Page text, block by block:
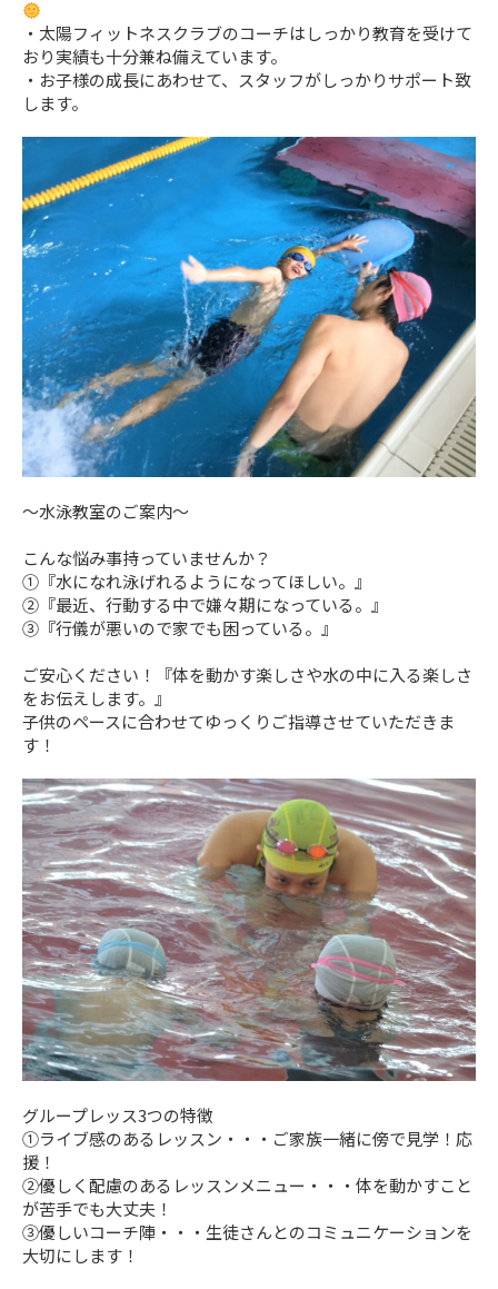
・太陽フィットネスクラブのコーチはしっかり教育を受けて
おり実績も十分兼ね備えています。
・お子様の成長にあわせて、スタッフがしっかりサポート致
します。
～水泳教室のご案内～
こんな悩み事持っていませんか？
➀『水になれ泳げれるようになってほしい。』
②『最近、行動する中で嫌々期になっている。』
③『行儀が悪いので家でも困っている。』
ご安心ください！『体を動かす楽しさや水の中に入る楽しさ
をお伝えします。』
子供のペースに合わせてゆっくりご指導させていただきま
す！
グループレッス3つの特徴
➀ライブ感のあるレッスン・・・ご家族一緒に傍で見学！応
援！
②優しく配慮のあるレッスンメニュー・・・体を動かすこと
が苦手でも大丈夫！
③優しいコーチ陣・・・生徒さんとのコミュニケーションを
大切にします！